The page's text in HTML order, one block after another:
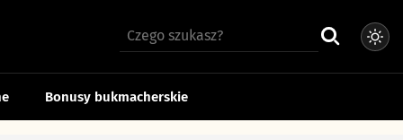
Bonusy bukmacherskie